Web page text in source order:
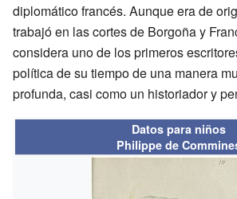
diplomático francés. Aunque era de
trabajó en las cortes de Borgoña y
considera uno de los primeros
política de su tiempo de una manera
profunda, casi como un historiador y
Datos para niños
Philippe de